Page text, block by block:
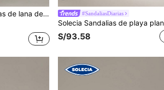
de hebilla para viaje diario de mujer
#SandaliasDiarias
S/93.58